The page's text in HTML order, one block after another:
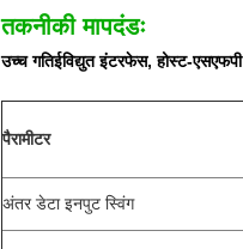
तकनीकी मापदंडः
उच्च गतिईविद्युत इंटरफेस, होस्ट-एसएफपी
पैरामीटर
अंतर डेटा इनपुट स्विंग